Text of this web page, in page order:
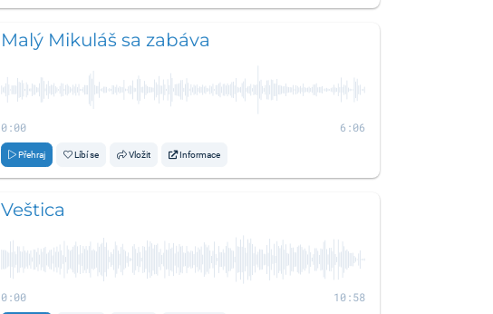
Malý Mikuláš sa zabáva
0:00 6:06
Přehraj Líbí se Vložit Informace
Veštica
0:00 10:58